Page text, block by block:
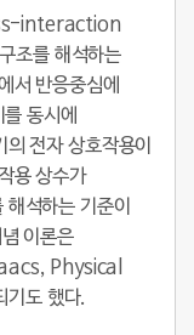
interaction
조를 해석하는
서 반응중심에
동시에
전자 상호작용이
용 상수가
석하는 기준이
이론은
Physical
도 했다.